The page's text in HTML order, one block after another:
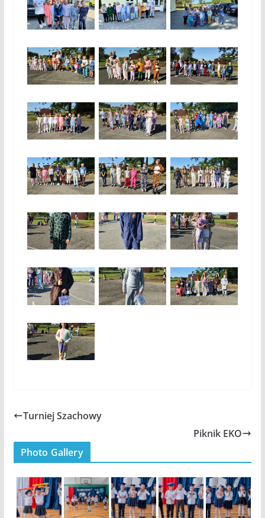
Turniej Szachowy
Piknik EKO
Photo Gallery